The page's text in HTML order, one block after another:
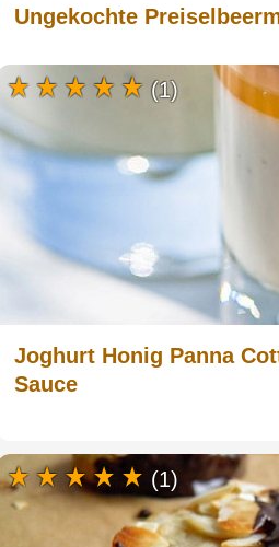
Ungekochte
Joghurt Honig Panna
Sauce
(1)
(1)